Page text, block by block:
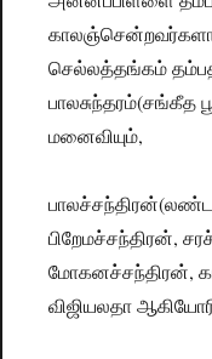
செல்லத்தங்கம்
மனைவியும்,
பிறேமச்சந்திரன்,
மோகனச்சந்திரன்,
விஜியலதா